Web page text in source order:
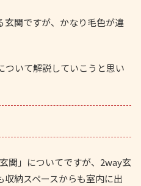
玄関ですが、かなり毛色が違
ついて解説していこうと思い
関」についてですが、2way玄
納スペースからも室内に出